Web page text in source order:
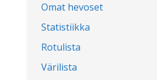
Omat hevoset
Statistiikka
Rotulista
Värilista